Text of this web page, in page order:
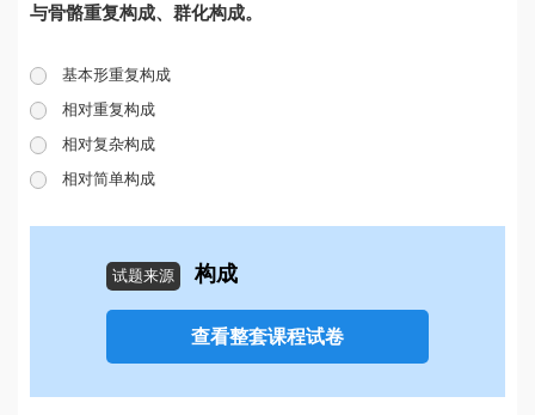
与骨骼重复构成、群化构成。
基本形重复构成
相对重复构成
相对复杂构成
相对简单构成
试题来源 构成
查看整套课程试卷